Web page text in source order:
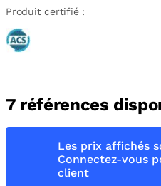
Produit certifié :
7 références
Les prix affichés
Connectez-vous
client